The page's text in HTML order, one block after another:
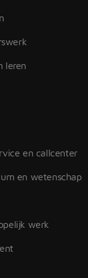
leren
en callcenter
en wetenschap
werk